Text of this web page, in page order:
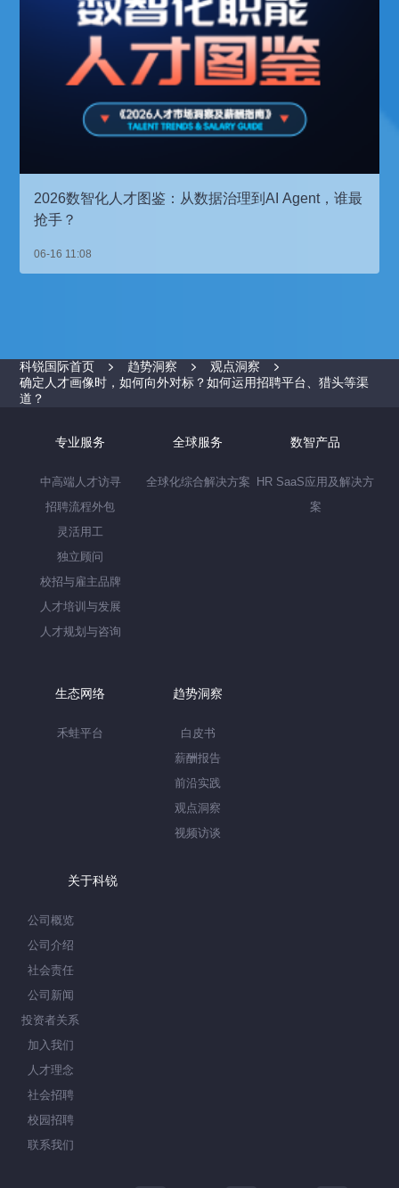
2026数智化人才图鉴：从数据治理到AI Agent，谁最
抢手？
06-16 11:08
科锐国际首页 趋势洞察
观点洞察
确定人才画像时，如何向外对标？如何运用招聘平台、猎头等渠
道？
专业服务
中高端人才访寻
招聘流程外包
灵活用工
独立顾问
校招与雇主品牌
人才培训与发展
人才规划与咨询
全球服务
全球化综合解决方案
数智产品
HR SaaS应用及解决方
案
生态网络
禾蛙平台
趋势洞察
白皮书
薪酬报告
前沿实践
观点洞察
视频访谈
关于科锐
公司概览
公司介绍
社会责任
公司新闻
投资者关系
加入我们
人才理念
社会招聘
校园招聘
联系我们